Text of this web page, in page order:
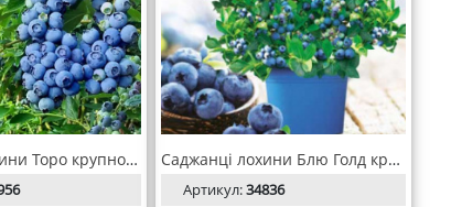
Саджанці лохини Торо крупноміри С10/Н80-100 Саджанці лохини Блю Голд крупноміри C10/Н70-100
Артикул:34836